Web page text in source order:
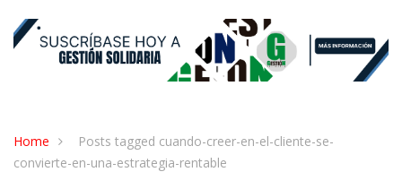
Home
Posts tagged cuando-creer-en-el-cliente-se-
convierte-en-una-estrategia-rentable